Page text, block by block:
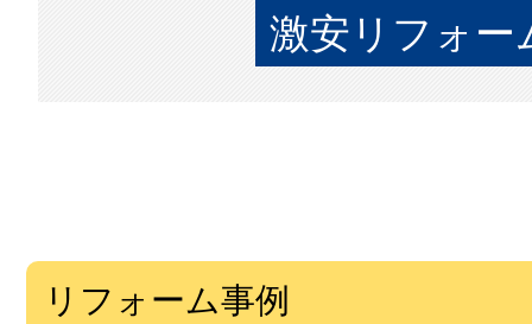
激安リフォー
リフォーム事例